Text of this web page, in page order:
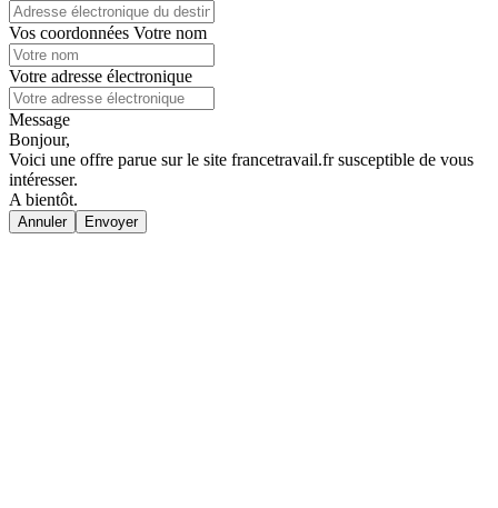
Vos coordonnées Votre nom
Votre adresse électronique
Message
Bonjour,
Voici une offre parue sur le site francetravail.fr susceptible de vous
intéresser.
A bientôt.
Annuler